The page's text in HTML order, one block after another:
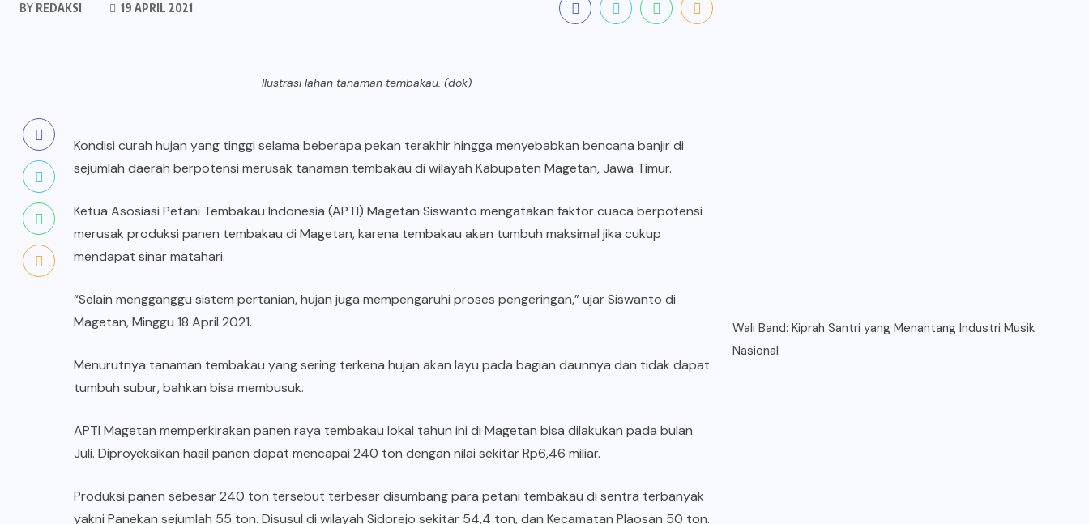
BY REDAKSI 19 APRIL 2021
Ilustrasi lahan tanaman tembakau. (dok)
Kondisi curah hujan yang tinggi selama beberapa pekan terakhir hingga menyebabkan bencana banjir di
sejumlah daerah berpotensi merusak tanaman tembakau di wilayah Kabupaten Magetan, Jawa Timur.
Ketua Asosiasi Petani Tembakau Indonesia (APTI) Magetan Siswanto mengatakan faktor cuaca berpotensi
merusak produksi panen tembakau di Magetan, karena tembakau akan tumbuh maksimal jika cukup
mendapat sinar matahari.
“Selain mengganggu sistem pertanian, hujan juga mempengaruhi proses pengeringan,” ujar Siswanto di
Magetan, Minggu 18 April 2021.
Menurutnya tanaman tembakau yang sering terkena hujan akan layu pada bagian daunnya dan tidak dapat
tumbuh subur, bahkan bisa membusuk.
APTI Magetan memperkirakan panen raya tembakau lokal tahun ini di Magetan bisa dilakukan pada bulan
Juli. Diproyeksikan hasil panen dapat mencapai 240 ton dengan nilai sekitar Rp6,46 miliar.
Produksi panen sebesar 240 ton tersebut terbesar disumbang para petani tembakau di sentra terbanyak
yakni Panekan sejumlah 55 ton. Disusul di wilayah Sidorejo sekitar 54,4 ton, dan Kecamatan Plaosan 50 ton.
Wali Band: Kiprah Santri yang Menantang Industri Musik
Nasional